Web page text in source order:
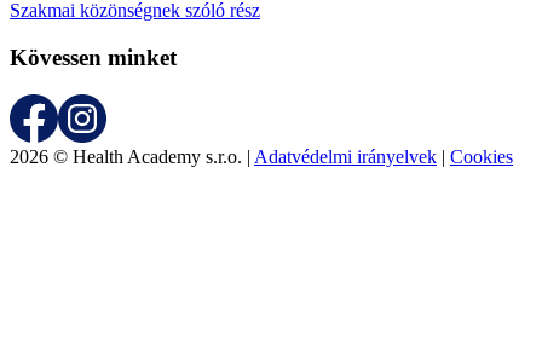
Szakmai közönségnek szóló rész
Kövessen minket
2026 © Health Academy s.r.o. | Adatvédelmi irányelvek | Cookies